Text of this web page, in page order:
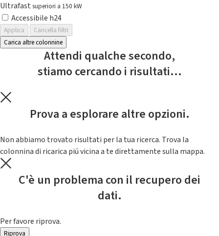
Ultrafast superiori a 150 kW
Accessibile h24
Applica
Cancella filtri
Carica altre colonnine
Attendi qualche secondo,
stiamo cercando i risultati...
Prova a esplorare altre opzioni.
Non abbiamo trovato risultati per la tua ricerca. Trova la
colonnina di ricarica piú vicina a te direttamente sulla mappa.
C'è un problema con il recupero dei
dati.
Per favore riprova.
Riprova